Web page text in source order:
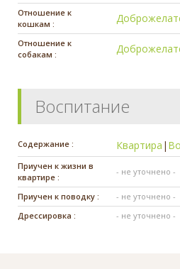
Отношение к
кошкам :
Отношение к
собакам :
Воспитание
Содержание : Квартира |
Приучен к жизни в
квартире :
- не уточнено -
Приучен к поводку :
- не уточнено -
Дрессировка :
- не уточнено -